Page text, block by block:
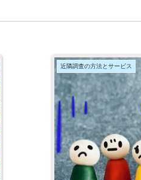
近隣調査の方法とサービス